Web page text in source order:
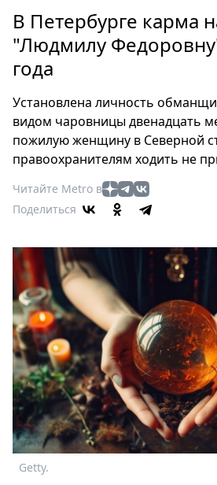
Россия
Мир
Туризм
Мода
Театр
Кино
Афиша
Книги
Выставки
Пресс-
релизы
О
Metro
Стримы
Спецпроекты
Звезды
Выборы
2026
Скачай
В Петербурге карма
"Людмилу
года
Установлена личность
видом чаровницы двенадцать
пожилую женщину в Северной
правоохранителям ходить не
Читайте Metro в
Поделиться
Getty.